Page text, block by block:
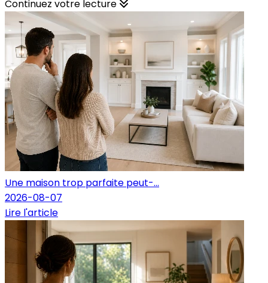
Continuez votre lecture
Une maison trop parfaite peut-...
2026-08-07
Lire l'article